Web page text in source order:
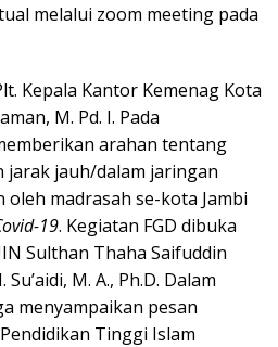
melalui zoom meeting pada
Kepala Kantor Kemenag Kota
M. Pd. I. Pada
arahan tentang
jarak jauh/dalam jaringan
madrasah se-kota Jambi
19. Kegiatan FGD dibuka
Sulthan Thaha Saifuddin
M. A., Ph.D. Dalam
menyampaikan pesan
Tinggi Islam